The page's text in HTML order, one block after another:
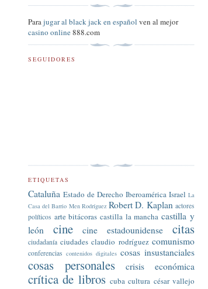
Parajugar al black jack en español ven al mejor
casino online888.com
SEGUIDORES
ETIQUETAS
Cataluña Estado de Derecho Iberoamérica Israel La
Casa del Barrio Men Rodríguez Robert D. Kaplan actores
políticos arte bitácoras castilla la mancha castilla y
león
cine cine estadounidense citas
ciudadanía ciudades claudio rodríguez comunismo
conferencias contenidos digitales cosas insustanciales
cosas personales crisis económica
crítica de libros cuba cultura césar vallejo